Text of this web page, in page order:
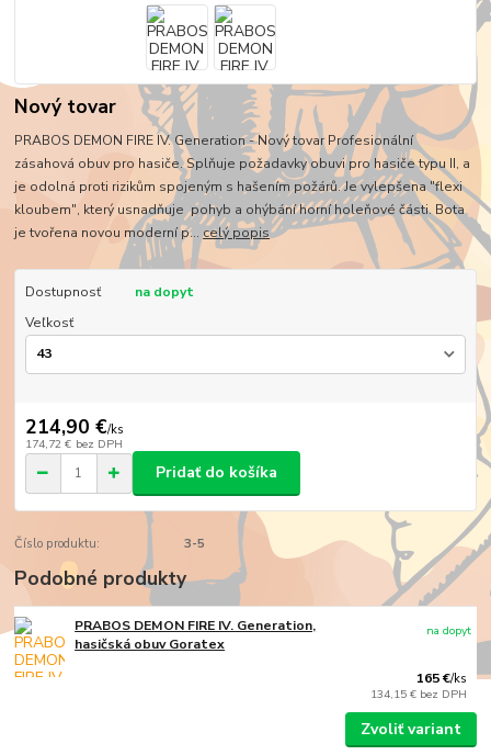
Nový tovar
PRABOS DEMON FIRE IV. Generation - Nový tovar Profesionální
zásahová obuv pro hasiče. Splňuje požadavky obuvi pro hasiče typu II, a
je odolná proti rizikům spojeným s hašením požárů. Je vylepšena "flexi
kloubem", který usnadňuje pohyb a ohýbání horní holeňové části. Bota
je tvořena novou moderní p...celý popis
Dostupnosť
na dopyt
Veľkosť
214,90 €/ks
174,72 € bez DPH
Pridať do košíka
Číslo produktu: 3-5
Podobné produkty
PRABOS DEMON FIRE IV. Generation,
hasičská obuv Goratex
165 €/ks
134,15 € bez DPH
na dopyt
Zvoliť variant